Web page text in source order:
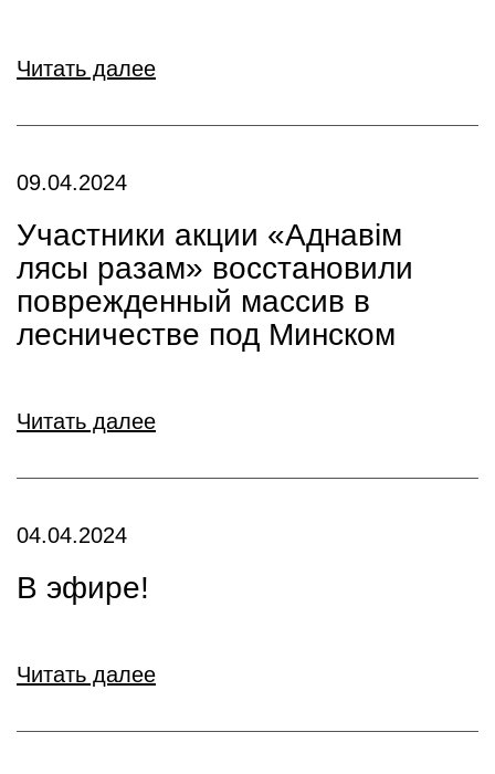
Читать далее
09.04.2024
Участники акции «Аднавім
лясы разам» восстановили
поврежденный массив в
лесничестве под Минском
Читать далее
04.04.2024
В эфире!
Читать далее